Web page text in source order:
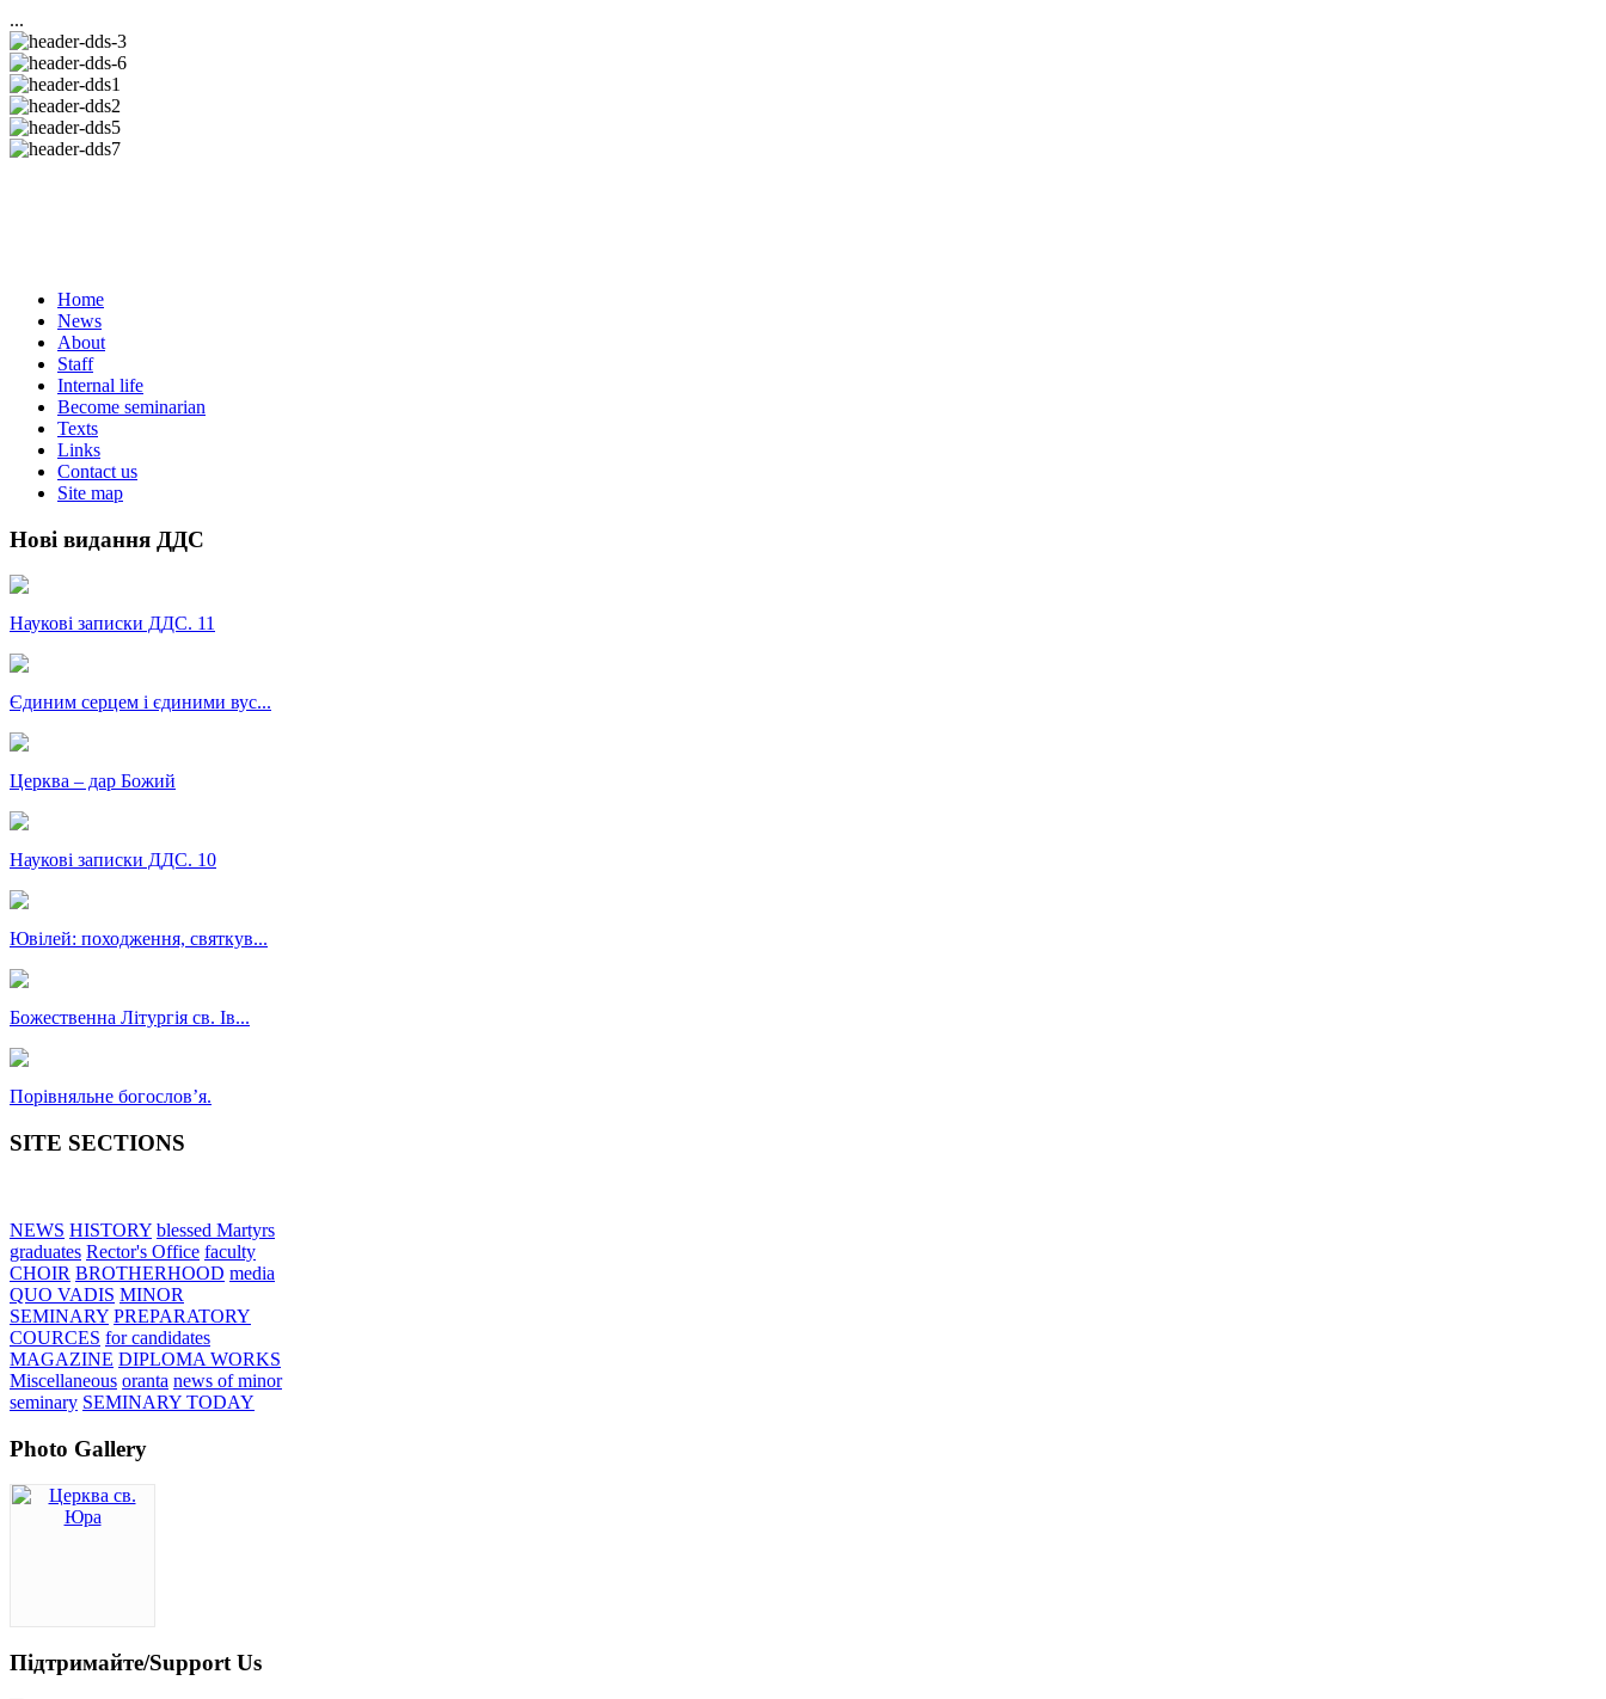
...
Home
News
About
Staff
Internal life
Become seminarian
Texts
Links
Contact us
Site map
Нові видання ДДС
Наукові записки ДДС. 11
Єдиним серцем і єдиними вус...
Церква – дар Божий
Наукові записки ДДС. 10
Ювілей: походження, святкув...
Божественна Літургія св. Ів...
Порівняльне богословʼя.
SITE SECTIONS
NEWS HISTORY blessed Martyrs
graduates Rector's Office faculty
CHOIR BROTHERHOOD media
QUO VADIS MINOR
SEMINARY PREPARATORY
COURCES for candidates
MAGAZINE DIPLOMA WORKS
Miscellaneous oranta news of minor
seminary SEMINARY TODAY
Photo Gallery
Підтримайте/Support Us